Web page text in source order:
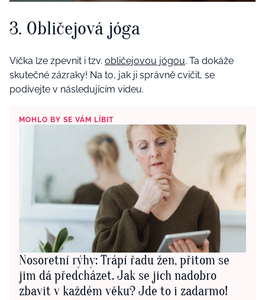
3. Obličejová jóga
Víčka lze zpevnit i tzv. obličejovou jógou. Ta dokáže
skutečné zázraky! Na to, jak ji správně cvičit, se
podívejte v následujícím videu.
MOHLO BY SE VÁM LÍBIT
Nosoretní rýhy: Trápí řadu žen, přitom se
jim dá předcházet. Jak se jich nadobro
zbavit v každém věku? Jde to i zadarmo!